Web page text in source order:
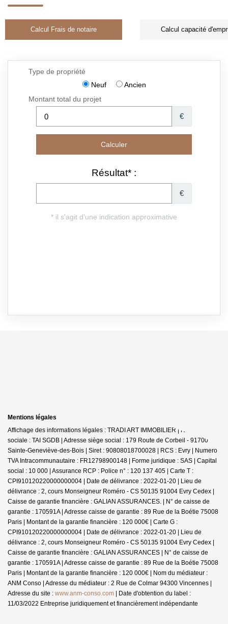
Calcul Frais de notaire Calcul capacité
Mentions légales
Affichage des informations légales : TRADI ART IMMOBILIER | Raison
sociale : TAI SGDB | Adresse siège social : 179 Route de Corbeil - 91700
Sainte-Geneviève-des-Bois | Siret : 90808018700028 | RCS : Evry | Numero
TVA Intracommunautaire : FR12798900148 | Forme juridique : SAS | Capital
social : 10 000 | Assurance RCP : Police n° : 120 137 405 | Carte T :
CPI910120220000000004 | Date de délivrance : 2022-01-20 | Lieu de
délivrance : 2, cours Monseigneur Roméro - CS 50135 91004 Evry Cedex |
Caisse de garantie financière : GALIAN ASSURANCES. | N° de caisse de
garantie : 170591A | Adresse caisse de garantie : 89 Rue de la Boétie 75008
Paris | Montant de la garantie financière : 120 000€ | Carte G :
CPI910120220000000004 | Date de délivrance : 2022-01-20 | Lieu de
délivrance : 2, cours Monseigneur Roméro - CS 50135 91004 Evry Cedex |
Caisse de garantie financière : GALIAN ASSURANCES | N° de caisse de
garantie : 170591A | Adresse caisse de garantie : 89 Rue de la Boétie 75008
Paris | Montant de la garantie financière : 120 000€ | Nom du médiateur :
ANM Conso | Adresse du médiateur : 2 Rue de Colmar 94300 Vincennes |
Adresse du site : www.anm-conso.com | Date d'obtention du label :
11/03/2022 Entreprise juridiquement et financièrement indépendante